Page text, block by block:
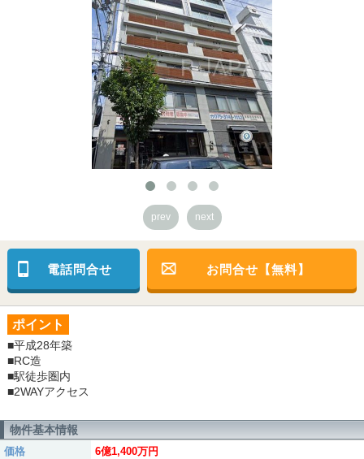
prev next
電話問合せ お問合せ【無料】
ポイント
■平成28年築
■RC造
■駅徒歩圏内
■2WAYアクセス
物件基本情報
価格
6億1,400万円